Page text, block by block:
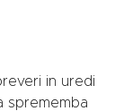
in uredi
sprememba